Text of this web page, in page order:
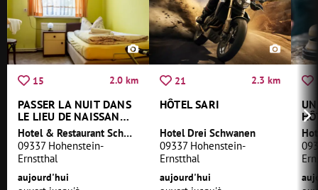
15 2.0 km
PASSER LA NUIT DANS
LE LIEU DE NAISSANCE
DE KARL MAY
Hotel & Restaurant Schweizerhaus
09337 Hohenstein-
Ernstthal
aujourd'hui
21 2.3 km
HÔTEL SARI
Hotel Drei Schwanen
09337 Hohenstein-
Ernstthal
aujourd'hui